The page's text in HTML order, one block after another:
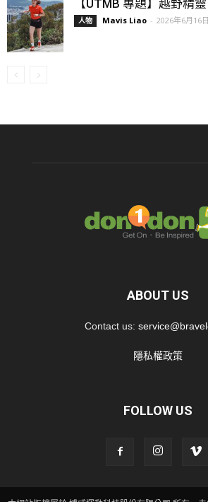
【UTMB 專題】越野精
人物 Mavis Liao - 2026年6月16日
ABOUT US
Contact us:
隱私權政策
FOLLOW US